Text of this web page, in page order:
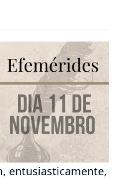
entusiasticamente,